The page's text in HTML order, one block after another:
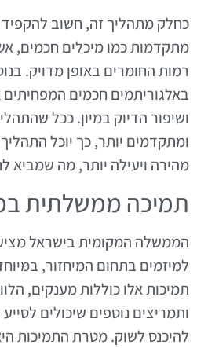
כחלק מתהליך זה, חשוב להקפיד
מתקדמות כמו מיכלים חכמים,
רמות החומרים באופן מדויק.
באלגוריתמים חכמים
ושיפור הדיוק במיון. ככל
ומתקדמים יותר, כך יוכל
מהירה ויעילה יותר, מה שמביא
תמיכה ממשלתית
הממשלה המקומית בישראל
למיזמים בתחום המיחזור,
תמיכות אלו כוללות מענקים,
ותמריצים נוספים שיכולים
להיכנס לשוק. מטרת התמיכות